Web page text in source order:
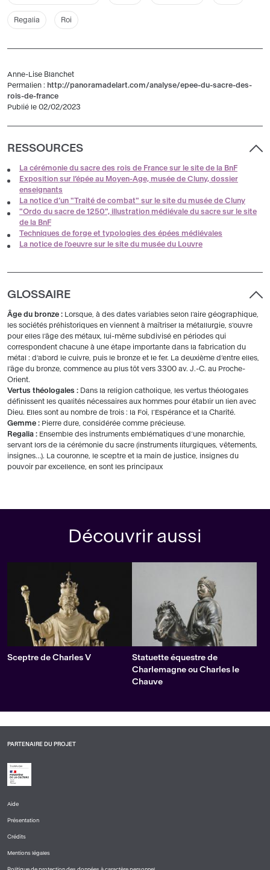
Regalia Roi
Anne-Lise Blanchet
Permalien : http://panoramadelart.com/analyse/epee-du-sacre-des-
rois-de-france
Publié le 02/02/2023
RESSOURCES
La cérémonie du sacre des rois de France sur le site de la BnF
Exposition sur l’épée au Moyen-Age, musée de Cluny, dossier
enseignants
La notice d’un "Traité de combat" sur le site du musée de Cluny
"Ordo du sacre de 1250", illustration médiévale du sacre sur le site
de la BnF
Techniques de forge et typologies des épées médiévales
La notice de l'oeuvre sur le site du musée du Louvre
GLOSSAIRE
Âge du bronze : Lorsque, à des dates variables selon l’aire géographique,
les sociétés préhistoriques en viennent à maîtriser la métallurgie, s’ouvre
pour elles l’âge des métaux, lui-même subdivisé en périodes qui
correspondent chacune à une étape importante dans la fabrication du
métal : d’abord le cuivre, puis le bronze et le fer. La deuxième d’entre elles,
l’âge du bronze, commence au plus tôt vers 3300 av. J.-C. au Proche-
Orient.
Vertus théologales : Dans la religion catholique, les vertus théologales
définissent les qualités nécessaires aux hommes pour établir un lien avec
Dieu. Elles sont au nombre de trois : la Foi, l’Espérance et la Charité.
Gemme : Pierre dure, considérée comme précieuse.
Regalia : Ensemble des instruments emblématiques d’une monarchie,
servant lors de la cérémonie du sacre (instruments liturgiques, vêtements,
insignes…). La couronne, le sceptre et la main de justice, insignes du
pouvoir par excellence, en sont les principaux
Découvrir aussi
Sceptre de Charles V
Statuette équestre de
Charlemagne ou Charles le
Chauve
PARTENAIRE DU PROJET
DE
PAGE
1
Aide
Présentation
Crédits
Mentions légales